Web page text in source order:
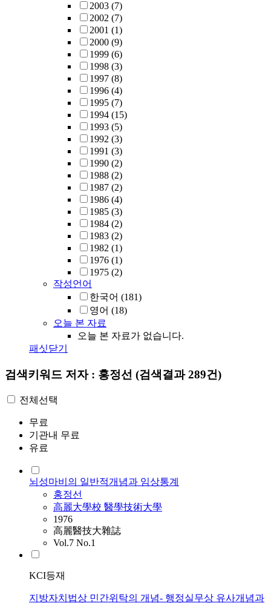
2003 (7)
2002 (7)
2001 (1)
2000 (9)
1999 (6)
1998 (3)
1997 (8)
1996 (4)
1995 (7)
1994 (15)
1993 (5)
1992 (3)
1991 (3)
1990 (2)
1988 (2)
1987 (2)
1986 (4)
1985 (3)
1984 (2)
1983 (2)
1982 (1)
1976 (1)
1975 (2)
작성언어
한국어 (181)
영어 (18)
오늘 본 자료
오늘 본 자료가 없습니다.
패싯닫기
검색키워드 저자 : 홍정선 (검색결과 289건)
전체선택
무료
기관내 무료
유료
뇌성마비의 일반적개념과 임상통계
홍정선
高麗大學校 醫學技術大學
1976
高麗醫技大雜誌
Vol.7 No.1
KCI등재
지방자치법상 민간위탁의 개념- 행정실무상 유사개념과